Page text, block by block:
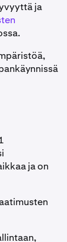
ja
ja on